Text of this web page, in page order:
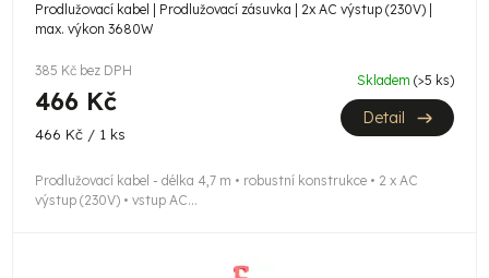
Prodlužovací kabel | Prodlužovací zásuvka | 2x AC výstup (230V) |
max. výkon 3680W
385 Kč bez DPH
466 Kč
Měrná
466 Kč / 1 ks
Skladem (>5 ks)
Detail
Prodlužovací kabel - délka 4,7 m • robustní konstrukce • 2 x AC
výstup (230V) • vstup AC...